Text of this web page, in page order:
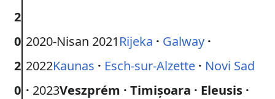
2
0
2
0
2020-Nisan 2021 Rijeka
Galway
2022Kaunas Esch-sur-Alzette
Novi Sad
2023Veszprém Timișoara
Eleusis